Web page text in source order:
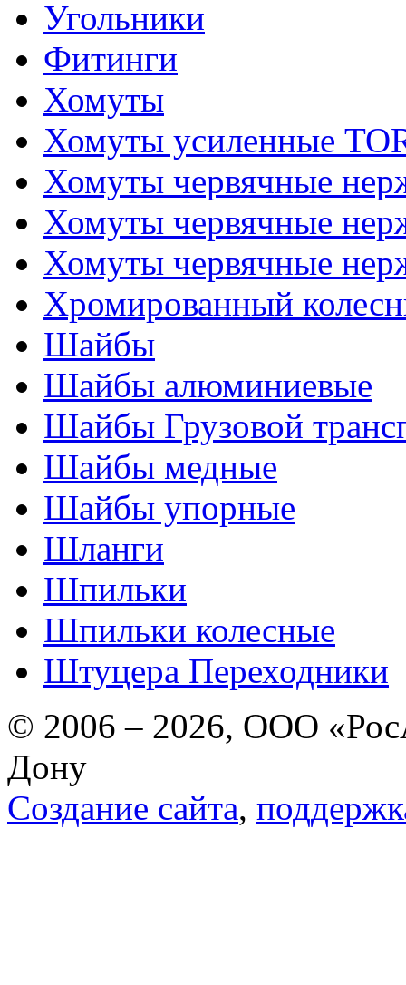
Угольники
Фитинги
Хомуты
Хомуты усиленные
Хомуты червячные
Хомуты червячные
Хомуты червячные
Хромированный
Шайбы
Шайбы алюминиевые
Шайбы Грузовой
Шайбы медные
Шайбы упорные
Шланги
Шпильки
Шпильки колесные
Штуцера Переходники
© 2006 – 2026, ООО
Дону
Создание сайта,